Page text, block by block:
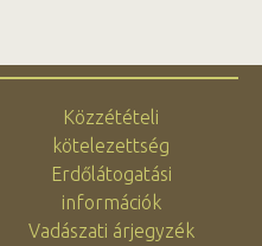
Közzétételi
kötelezettség
Erdőlátogatási
információk
Vadászati árjegyzék